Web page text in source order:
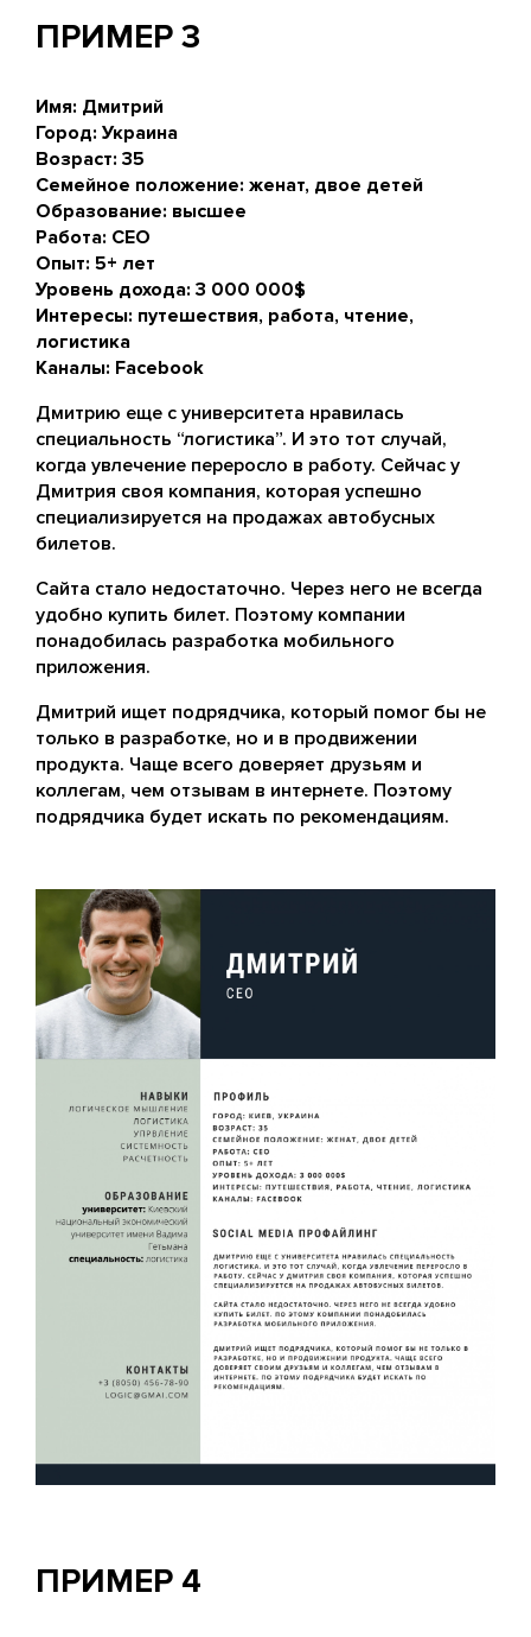
ПРИМЕР 3
Имя: Дмитрий
Город: Украина
Возраст: 35
Семейное положение: женат, двое детей
Образование: высшее
Работа: CEO
Опыт: 5+ лет
Уровень дохода: 3 000 000$
Интересы: путешествия, работа, чтение,
логистика
Каналы: Facebook
Дмитрию еще с университета нравилась
специальность “логистика”. И это тот случай,
когда увлечение переросло в работу. Сейчас у
Дмитрия своя компания, которая успешно
специализируется на продажах автобусных
билетов.
Сайта стало недостаточно. Через него не всегда
удобно купить билет. Поэтому компании
понадобилась разработка мобильного
приложения.
Дмитрий ищет подрядчика, который помог бы не
только в разработке, но и в продвижении
продукта. Чаще всего доверяет друзьям и
коллегам, чем отзывам в интернете. Поэтому
подрядчика будет искать по рекомендациям.
ПРИМЕР 4